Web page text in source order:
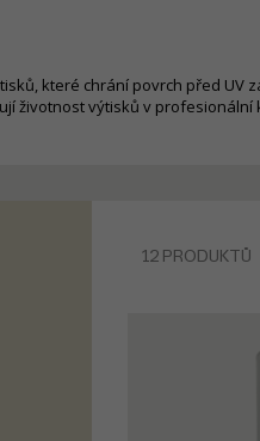
které chrání povrch před UV
životnost výtisků v profesionální
12 PRODUKTŮ